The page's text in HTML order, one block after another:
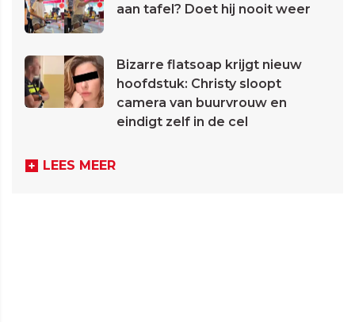
aan tafel? Doet hij nooit weer
Bizarre flatsoap krijgt nieuw
hoofdstuk: Christy sloopt
camera van buurvrouw en
eindigt zelf in de cel
LEES MEER